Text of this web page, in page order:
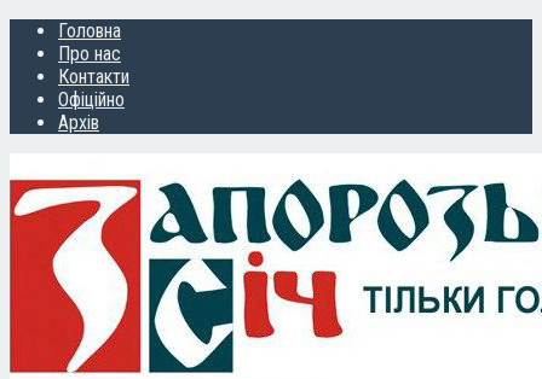
Головна
Про нас
Контакти
Офіційно
Архів